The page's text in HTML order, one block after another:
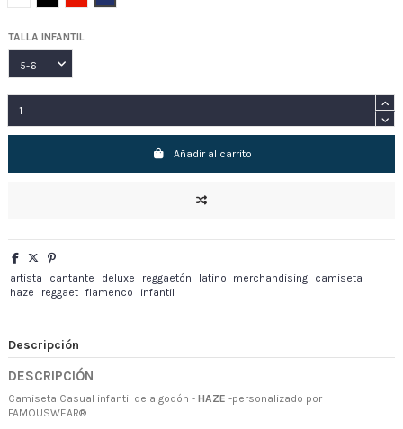
TALLA INFANTIL
Añadir al carrito
artista cantante deluxe reggaetón latino merchandising
camiseta
haze
reggaet flamenco infantil
Descripción
DESCRIPCIÓN
Camiseta Casual infantil de algodón - HAZE -personalizado por
FAMOUSWEAR®